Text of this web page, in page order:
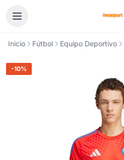
Inicio Fútbol Equipo Deportivo
-10%